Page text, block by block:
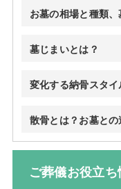
お墓の相場と種類
墓じまいとは？
変化する納骨スタ
散骨とは？お墓と
ご葬儀お役立